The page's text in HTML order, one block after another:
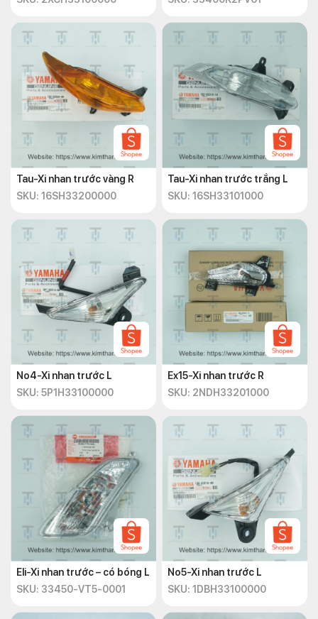
Tau-Xi nhan trước vàng R
SKU: 16SH33200000
Tau-Xi nhan trước trắng L
SKU: 16SH33101000
No4-Xi nhan trước L
SKU: 5P1H33100000
Ex15-Xi nhan trước R
SKU: 2NDH33201000
Eli-Xi nhan trước – có bóng L
SKU: 33450-VT5-0001
No5-Xi nhan trước L
SKU: 1DBH33100000